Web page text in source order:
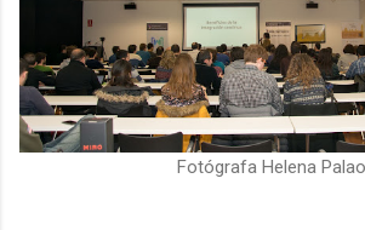
Fotógrafa Helena Palao